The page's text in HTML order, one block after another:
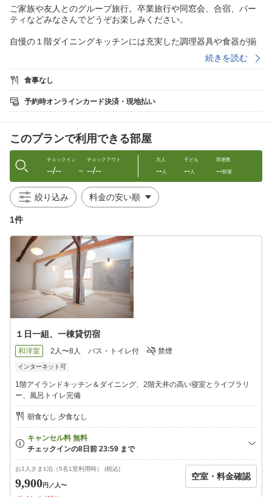
ご家族や友人とのグループ旅行。卒業旅行や同窓会、合宿、パー
ティなどみなさんでどうぞお楽しみください。
自慢の１階ダイニングキッチンには充実した調理器具や食器が揃
っています。ワイングラスや日本酒の酒器なども完備。時間を気
にせず、ご友人や家族と飲み明かすのはいかがでしょうか？
県外から息子さん夫婦が帰ってきた時、ご友人が金沢旅行にきた
時に別荘のように一緒に宿泊してみたり。地元の方々のご利用の
声もいただいています。
きます。ホテルでは別々の部屋に分かれるところ、みなさんで同
じ部屋で眠ることができます。
◆設備
アイランドキッチン／ライブラリー／トイレ（2つ）／浴室（1
つ）／洗面台（2つ）
バス・トイレは独立タイプです。
◆備品／無料サービス／アメニティ
調理器具（フライパン、鍋、ボウル、包丁など）／調味料（塩、
砂糖、胡椒、醤油、油など基本的な調味料各種）／食器／カトラ
リー／コーヒーメーカー／コーヒー／電子レンジ／トースター／
電気ポット／冷蔵庫
【浴室】
バスタオル／フェイスタオル／シャンプー／コンディショナー／
ボディソープ
【洗面スペース】
【寝室その他】
寝具／エアコン／ハンガー／コンセント／Bluetoothスピーカー／
wi-fi
◆赤ちゃん・こども用品（無料）
（無料オプションをご希望の方は、ご予約時にお伝えください）
ベビーガード／こども用食器／こども用カトラリー／食事用エプ
【無料オプション】
ベビーカー(B型)／踏み台／補助便座／おむつ用ゴミ入れ／ダイニ
ングこども椅子各2／おねしょシーツ／予備バスタオル
＜現地お支払い＞これまで通りの現金、クレジットカードに加
え、paypayも可能になりました。お好みのお支払い方法をお選び
続きを読む
食事なし
予約時オンラインカード決済・現地払い
このプランで利用できる部屋
チェックイン
--/-- 〜
チェックアウト
--/--
大人
--人
子ども
--人
部屋数
--部屋
絞り込み
1件
１日一組、一棟貸切宿
和洋室 2人〜8人 バス・トイレ付 禁煙
インターネット可
1階アイランドキッチン＆ダイニング、2階天井の高い寝室とライブラリ
ー、風呂トイレ完備
朝食なし 夕食なし
お1人さま1泊（5名1室利用時） (税込)
9,900円 ／人〜
空室・料金確認